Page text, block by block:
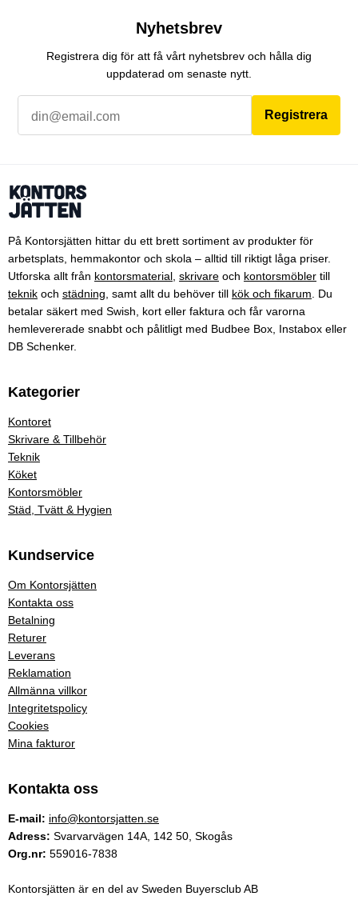
Nyhetsbrev
Registrera dig för att få vårt nyhetsbrev och hålla dig
uppdaterad om senaste nytt.
Registrera
På Kontorsjätten hittar du ett brett sortiment av produkter för
arbetsplats, hemmakontor och skola – alltid till riktigt låga priser.
Utforska allt från kontorsmaterial skrivare och kontorsmöbler till
teknik och städning , samt allt du behöver till kök och fikarum . Du
betalar säkert med Swish, kort eller faktura och får varorna
hemlevererade snabbt och pålitligt med Budbee Box, Instabox eller
DB Schenker.
Kategorier
Kontoret
Skrivare & Tillbehör
Teknik
Köket
Kontorsmöbler
Städ, Tvätt & Hygien
Kundservice
Om Kontorsjätten
Kontakta oss
Betalning
Returer
Leverans
Reklamation
Allmänna villkor
Integritetspolicy
Cookies
Mina fakturor
Kontakta oss
E-mail: info@kontorsjatten.se
Adress: Svarvarvägen 14A, 142 50, Skogås
Org.nr: 559016-7838
Kontorsjätten är en del av Sweden Buyersclub AB